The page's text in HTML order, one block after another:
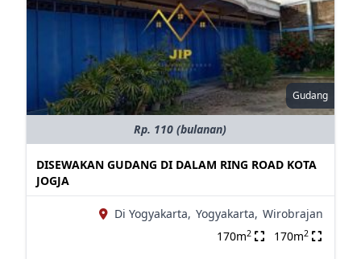
Gudang
Rp. 110 (bulanan)
DISEWAKAN GUDANG DI DALAM RING ROAD KOTA
JOGJA
Di Yogyakarta, Yogyakarta, Wirobrajan
170m2 170m2